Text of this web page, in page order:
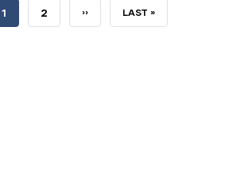
SEMASA
1 HALAMAN
2 SETERUSNYA
›› TERAKHIR
LAST »